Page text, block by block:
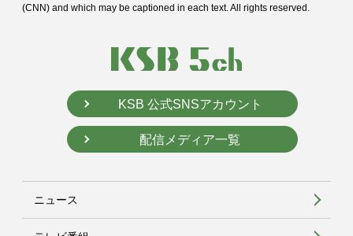
(CNN) and which may be captioned in each text. All rights reserved.
KSB 公式SNSアカウント
配信メディア一覧
ニュース